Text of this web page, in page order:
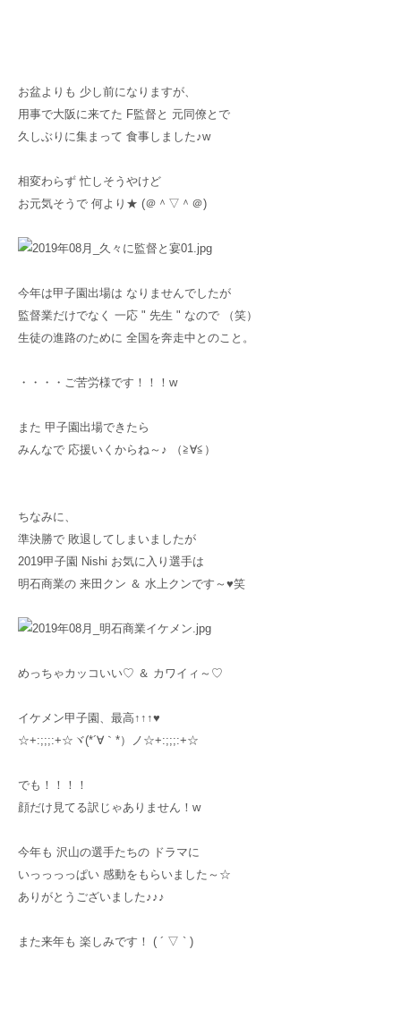
お盆よりも 少し前になりますが、
用事で大阪に来てた F監督と 元同僚とで
久しぶりに集まって 食事しました♪w
相変わらず 忙しそうやけど
お元気そうで 何より★ (＠＾▽＾＠)
今年は甲子園出場は なりませんでしたが
監督業だけでなく 一応 " 先生 " なので （笑）
生徒の進路のために 全国を奔走中とのこと。
・・・・ご苦労様です！！！w
また 甲子園出場できたら
みんなで 応援いくからね～♪ （≧∀≦）
ちなみに、
準決勝で 敗退してしまいましたが
2019甲子園 Nishi お気に入り選手は
明石商業の 来田クン ＆ 水上クンです～♥笑
めっちゃカッコいい♡ ＆ カワイィ～♡
イケメン甲子園、最高↑↑↑♥
☆+:;;;:+☆ヾ(*´∀｀*）ノ☆+:;;;:+☆
でも！！！！
顔だけ見てる訳じゃありません！w
今年も 沢山の選手たちの ドラマに
いっっっっぱい 感動をもらいました～☆
ありがとうございました♪♪♪
また来年も 楽しみです！ ( ´ ▽ ` )